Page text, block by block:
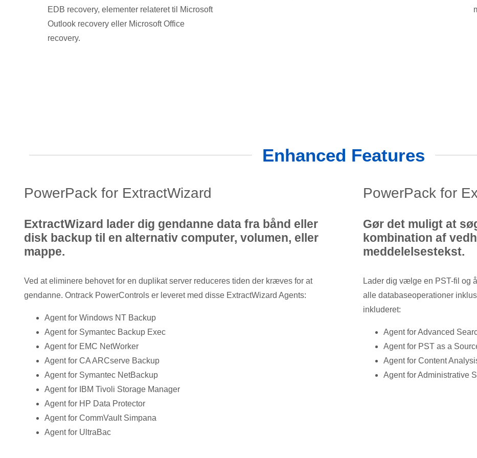
EDB recovery, elementer relateret til Microsoft
Outlook recovery eller Microsoft Office
recovery.
Enhanced Features
PowerPack for ExtractWizard
ExtractWizard lader dig gendanne data fra bånd eller
disk backup til en alternativ computer, volumen, eller
mappe.
Ved at eliminere behovet for en duplikat server reduceres tiden der kræves for at
gendanne. Ontrack PowerControls er leveret med disse ExtractWizard Agents:
Agent for Windows NT Backup
Agent for Symantec Backup Exec
Agent for EMC NetWorker
Agent for CA ARCserve Backup
Agent for Symantec NetBackup
Agent for IBM Tivoli Storage Manager
Agent for HP Data Protector
Agent for CommVault Simpana
Agent for UltraBac
PowerPack for
Gør det muligt at
kombination af
meddelelsestekst.
Lader dig vælge en PST-fil og
alle databaseoperationer
inkluderet:
Agent for Advanced
Agent for PST as a
Agent for Content
Agent for Administrative